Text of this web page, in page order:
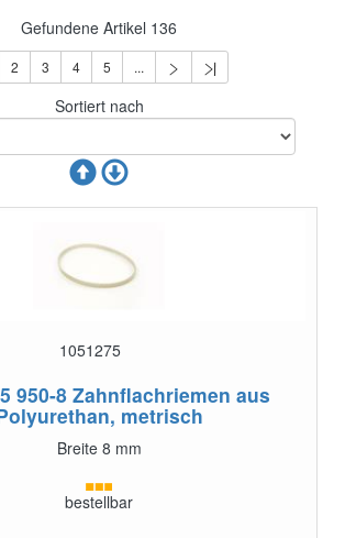
Gefundene Artikel 136
2 3 4 5 ...
Sortiert nach
1051275
950-8 Zahnflachriemen aus
metrisch
Breite 8 mm
bestellbar